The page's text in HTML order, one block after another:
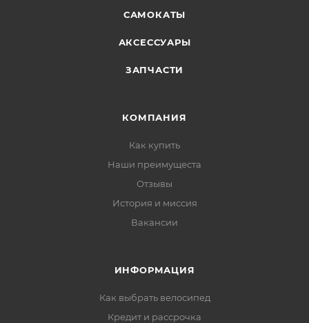
САМОКАТЫ
АКСЕССУАРЫ
ЗАПЧАСТИ
КОМПАНИЯ
Как купить
Наши преимущеста
Отзывы
История и миссия
Вакансии
ИНФОРМАЦИЯ
Как выбрать велосипед
Кредит и рассрочка